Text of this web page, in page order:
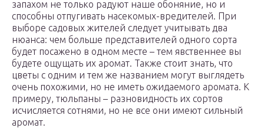
запахом не только радуют наше обоняние, но и
способны отпугивать насекомых-вредителей. При
выборе садовых жителей следует учитывать два
нюанса: чем больше представителей одного сорта
будет посажено в одном месте – тем явственнее вы
будете ощущать их аромат. Также стоит знать, что
цветы с одним и тем же названием могут выглядеть
очень похожими, но не иметь ожидаемого аромата. К
примеру, тюльпаны – разновидность их сортов
исчисляется сотнями, но не все они имеют сильный
аромат.